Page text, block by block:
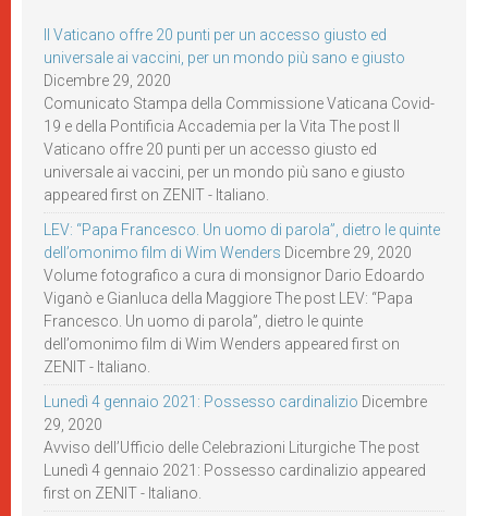
Il Vaticano offre 20 punti per un accesso giusto ed
universale ai vaccini, per un mondo più sano e giusto
Dicembre 29, 2020
Comunicato Stampa della Commissione Vaticana Covid-
19 e della Pontificia Accademia per la Vita The post Il
Vaticano offre 20 punti per un accesso giusto ed
universale ai vaccini, per un mondo più sano e giusto
appeared first on ZENIT - Italiano.
LEV: “Papa Francesco. Un uomo di parola”, dietro le quinte
dell’omonimo film di Wim Wenders Dicembre 29, 2020
Volume fotografico a cura di monsignor Dario Edoardo
Viganò e Gianluca della Maggiore The post LEV: “Papa
Francesco. Un uomo di parola”, dietro le quinte
dell’omonimo film di Wim Wenders appeared first on
ZENIT - Italiano.
Lunedì 4 gennaio 2021: Possesso cardinalizio Dicembre
29, 2020
Avviso dell’Ufficio delle Celebrazioni Liturgiche The post
Lunedì 4 gennaio 2021: Possesso cardinalizio appeared
first on ZENIT - Italiano.